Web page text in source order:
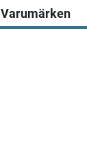
Varumärken